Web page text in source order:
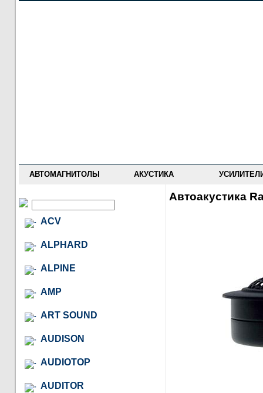
АВТОМАГНИТОЛЫ АКУСТИКА
ACV
ALPHARD
ALPINE
AMP
ART SOUND
AUDISON
AUDIOTOP
AUDITOR
Автоакустика